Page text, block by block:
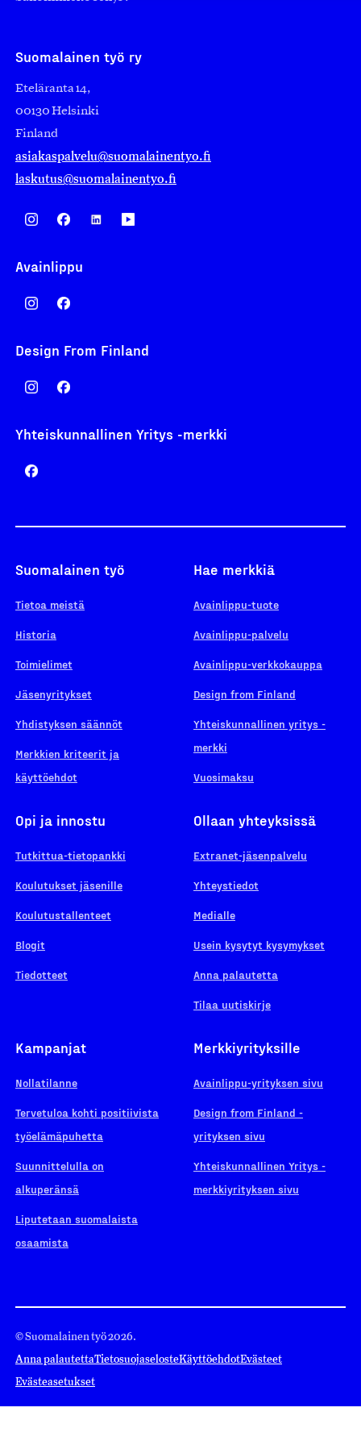
Suomalainen työ ry
Eteläranta 14,
00130 Helsinki
Finland
asiakaspalvelu@suomalainentyo.fi
laskutus@suomalainentyo.fi
Avainlippu
Design From Finland
Yhteiskunnallinen Yritys -merkki
Suomalainen työ
Tietoa meistä
Historia
Toimielimet
Jäsenyritykset
Yhdistyksen säännöt
Merkkien kriteerit ja
käyttöehdot
Hae merkkiä
Avainlippu-tuote
Avainlippu-palvelu
Avainlippu-verkkokauppa
Design from Finland
Yhteiskunnallinen yritys -
merkki
Vuosimaksu
Opi ja innostu
Tutkittua-tietopankki
Koulutukset jäsenille
Koulutustallenteet
Blogit
Tiedotteet
Ollaan yhteyksissä
Extranet-jäsenpalvelu
Yhteystiedot
Medialle
Usein kysytyt kysymykset
Anna palautetta
Tilaa uutiskirje
Kampanjat
Nollatilanne
Tervetuloa kohti positiivista
työelämäpuhetta
Suunnittelulla on
alkuperänsä
Liputetaan suomalaista
osaamista
Merkkiyrityksille
Avainlippu-yrityksen sivu
Design from Finland -
yrityksen sivu
Yhteiskunnallinen Yritys -
merkkiyrityksen sivu
© Suomalainen työ 2026.
Anna palautettaTietosuojaselosteKäyttöehdotEvästeet
Evästeasetukset